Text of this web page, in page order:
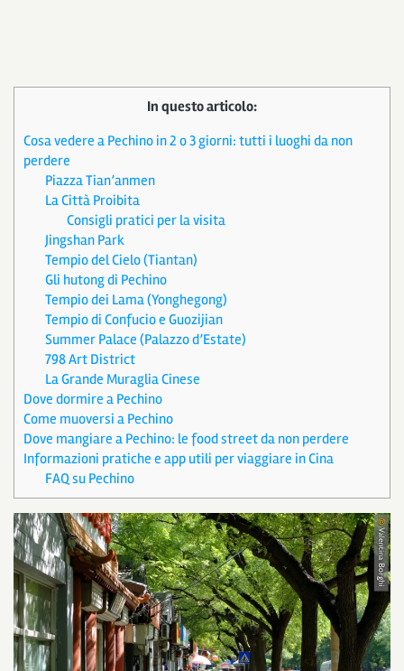
In questo articolo:
Cosa vedere a Pechino in 2 o 3 giorni: tutti i luoghi da non
perdere
Piazza Tian’anmen
La Città Proibita
Consigli pratici per la visita
Jingshan Park
Tempio del Cielo (Tiantan)
Gli hutong di Pechino
Tempio dei Lama (Yonghegong)
Tempio di Confucio e Guozijian
Summer Palace (Palazzo d’Estate)
798 Art District
La Grande Muraglia Cinese
Dove dormire a Pechino
Come muoversi a Pechino
Dove mangiare a Pechino: le food street da non perdere
Informazioni pratiche e app utili per viaggiare in Cina
FAQ su Pechino